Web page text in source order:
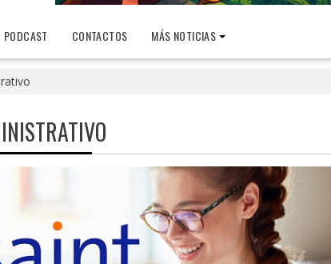
PODCAST CONTACTOS MÁS NOTICIAS